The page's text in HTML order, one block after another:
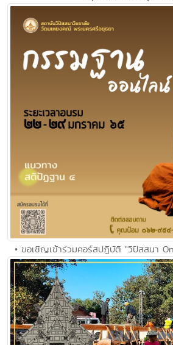
• ขอเชิญเข้าร่วมคอร์สปฏิบัติ "วิปัสสนา